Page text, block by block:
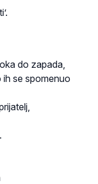
do zapada,
ih se spomenuo